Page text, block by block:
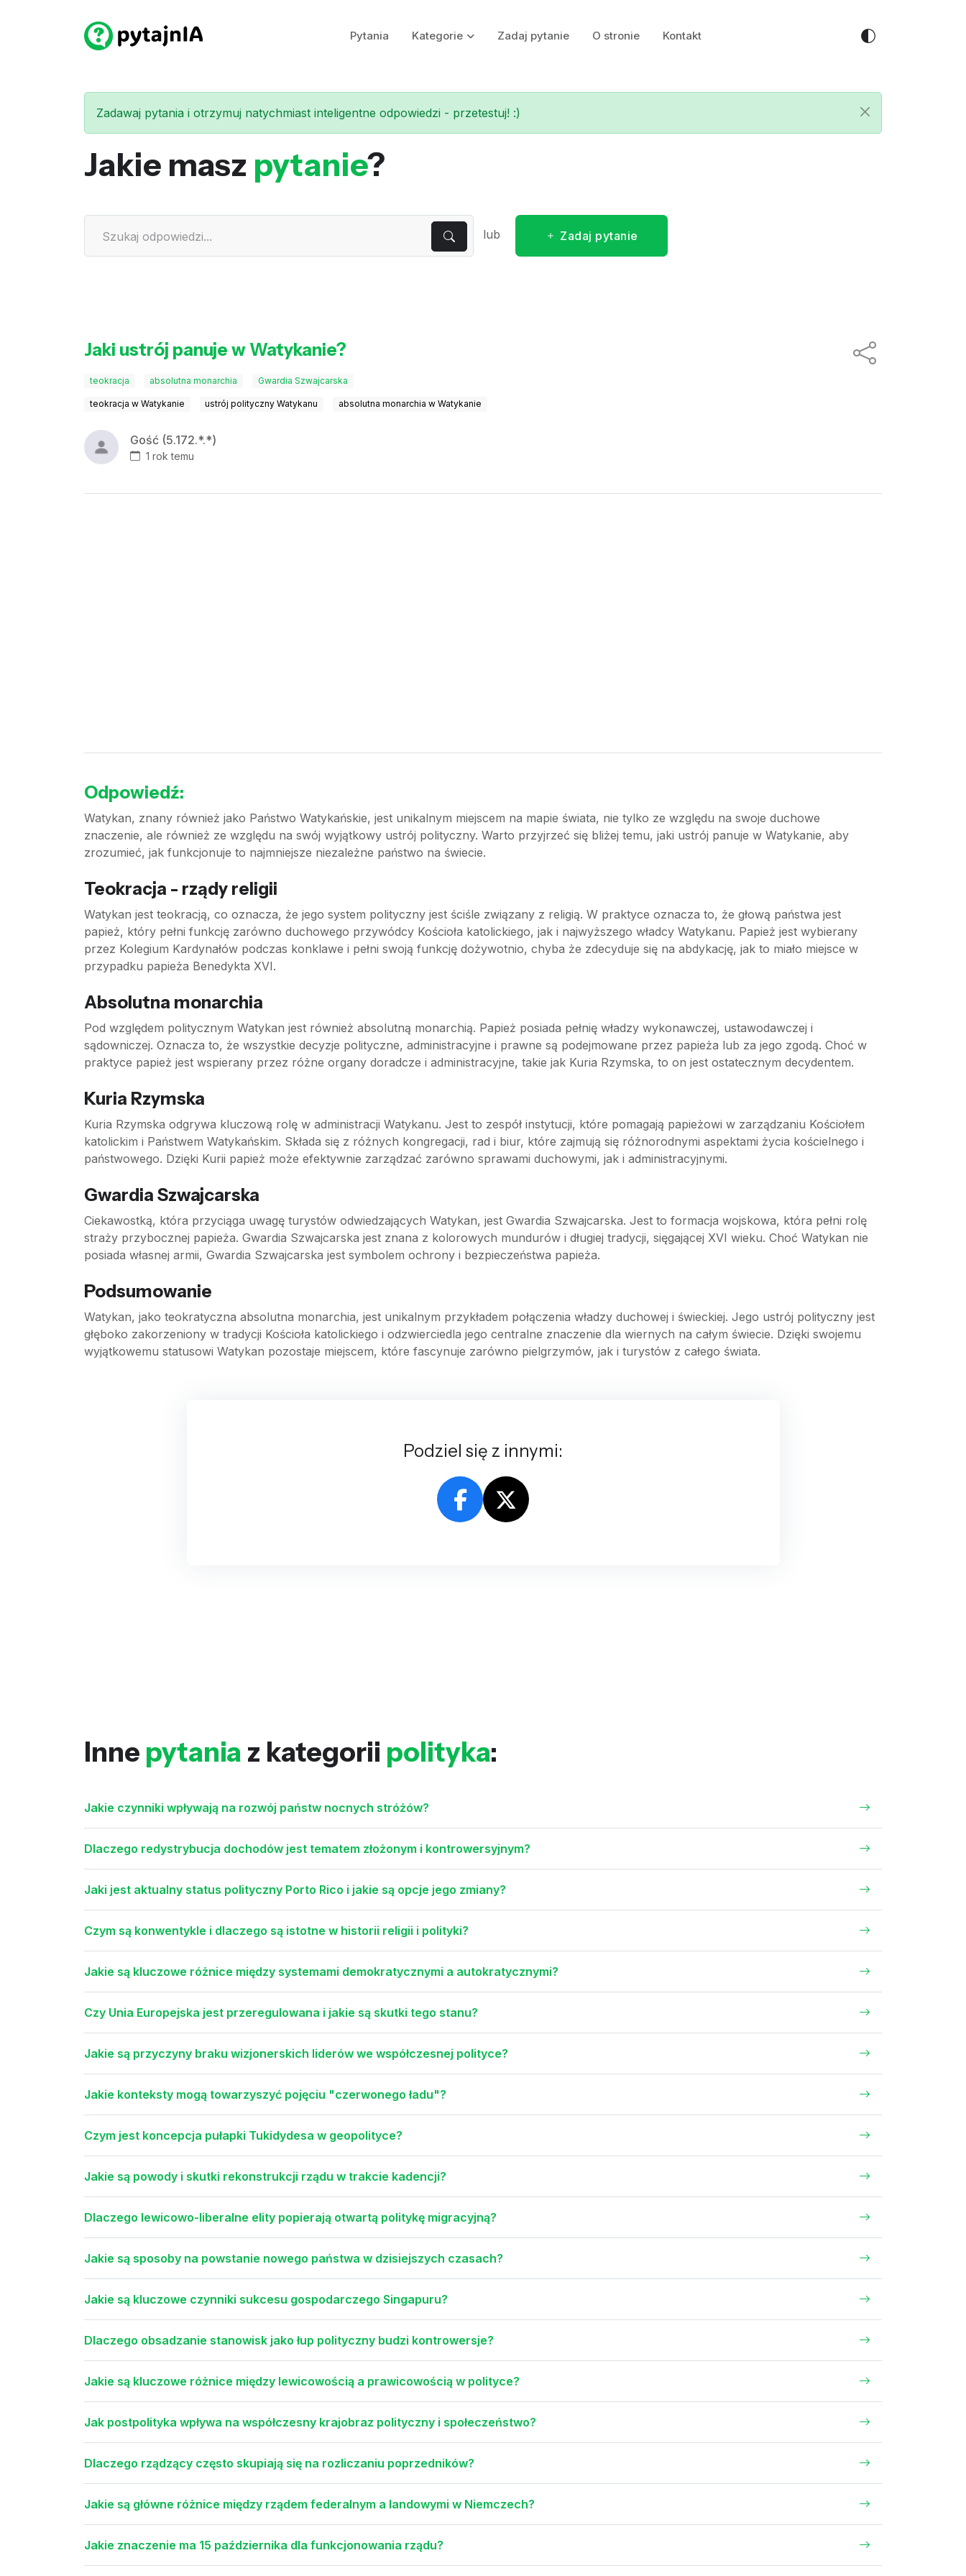
Pytania Kategorie Zadaj pytanie O stronie Kontakt
Zadawaj pytania i otrzymuj natychmiast inteligentne odpowiedzi - przetestuj! :)
Jakie masz pytanie?
lub Zadaj pytanie
Jaki ustrój panuje w Watykanie?
teokracja absolutna monarchia Gwardia Szwajcarska
teokracja w Watykanie ustrój polityczny Watykanu absolutna monarchia w Watykanie
Gość (5.172.*.*)
1 rok temu
Odpowiedź:
Watykan, znany również jako Państwo Watykańskie, jest unikalnym miejscem na mapie świata, nie tylko ze względu na swoje duchowe
znaczenie, ale również ze względu na swój wyjątkowy ustrój polityczny. Warto przyjrzeć się bliżej temu, jaki ustrój panuje w Watykanie, aby
zrozumieć, jak funkcjonuje to najmniejsze niezależne państwo na świecie.
Teokracja - rządy religii
Watykan jest teokracją, co oznacza, że jego system polityczny jest ściśle związany z religią. W praktyce oznacza to, że głową państwa jest
papież, który pełni funkcję zarówno duchowego przywódcy Kościoła katolickiego, jak i najwyższego władcy Watykanu. Papież jest wybierany
przez Kolegium Kardynałów podczas konklawe i pełni swoją funkcję dożywotnio, chyba że zdecyduje się na abdykację, jak to miało miejsce w
przypadku papieża Benedykta XVI.
Absolutna monarchia
Pod względem politycznym Watykan jest również absolutną monarchią. Papież posiada pełnię władzy wykonawczej, ustawodawczej i
sądowniczej. Oznacza to, że wszystkie decyzje polityczne, administracyjne i prawne są podejmowane przez papieża lub za jego zgodą. Choć w
praktyce papież jest wspierany przez różne organy doradcze i administracyjne, takie jak Kuria Rzymska, to on jest ostatecznym decydentem.
Kuria Rzymska
Kuria Rzymska odgrywa kluczową rolę w administracji Watykanu. Jest to zespół instytucji, które pomagają papieżowi w zarządzaniu Kościołem
katolickim i Państwem Watykańskim. Składa się z różnych kongregacji, rad i biur, które zajmują się różnorodnymi aspektami życia kościelnego i
państwowego. Dzięki Kurii papież może efektywnie zarządzać zarówno sprawami duchowymi, jak i administracyjnymi.
Gwardia Szwajcarska
Ciekawostką, która przyciąga uwagę turystów odwiedzających Watykan, jest Gwardia Szwajcarska. Jest to formacja wojskowa, która pełni rolę
straży przybocznej papieża. Gwardia Szwajcarska jest znana z kolorowych mundurów i długiej tradycji, sięgającej XVI wieku. Choć Watykan nie
posiada własnej armii, Gwardia Szwajcarska jest symbolem ochrony i bezpieczeństwa papieża.
Podsumowanie
Watykan, jako teokratyczna absolutna monarchia, jest unikalnym przykładem połączenia władzy duchowej i świeckiej. Jego ustrój polityczny jest
głęboko zakorzeniony w tradycji Kościoła katolickiego i odzwierciedla jego centralne znaczenie dla wiernych na całym świecie. Dzięki swojemu
wyjątkowemu statusowi Watykan pozostaje miejscem, które fascynuje zarówno pielgrzymów, jak i turystów z całego świata.
Podziel się z innymi:
Inne pytania z kategorii polityka:
Jakie czynniki wpływają na rozwój państw nocnych stróżów?
Dlaczego redystrybucja dochodów jest tematem złożonym i kontrowersyjnym?
Jaki jest aktualny status polityczny Porto Rico i jakie są opcje jego zmiany?
Czym są konwentykle i dlaczego są istotne w historii religii i polityki?
Jakie są kluczowe różnice między systemami demokratycznymi a autokratycznymi?
Czy Unia Europejska jest przeregulowana i jakie są skutki tego stanu?
Jakie są przyczyny braku wizjonerskich liderów we współczesnej polityce?
Jakie konteksty mogą towarzyszyć pojęciu "czerwonego ładu"?
Czym jest koncepcja pułapki Tukidydesa w geopolityce?
Jakie są powody i skutki rekonstrukcji rządu w trakcie kadencji?
Dlaczego lewicowo-liberalne elity popierają otwartą politykę migracyjną?
Jakie są sposoby na powstanie nowego państwa w dzisiejszych czasach?
Jakie są kluczowe czynniki sukcesu gospodarczego Singapuru?
Dlaczego obsadzanie stanowisk jako łup polityczny budzi kontrowersje?
Jakie są kluczowe różnice między lewicowością a prawicowością w polityce?
Jak postpolityka wpływa na współczesny krajobraz polityczny i społeczeństwo?
Dlaczego rządzący często skupiają się na rozliczaniu poprzedników?
Jakie są główne różnice między rządem federalnym a landowymi w Niemczech?
Jakie znaczenie ma 15 października dla funkcjonowania rządu?